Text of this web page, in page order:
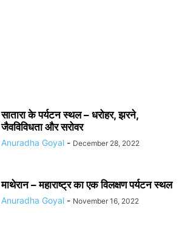
सातारा के पर्यटन स्थल – धरोहर, झरने,
जैवविविधता और सरोवर
Anuradha Goyal - December 28, 2022
माथेरान – महाराष्ट्र का एक विलक्षण पर्यटन स्थल
Anuradha Goyal - November 16, 2022